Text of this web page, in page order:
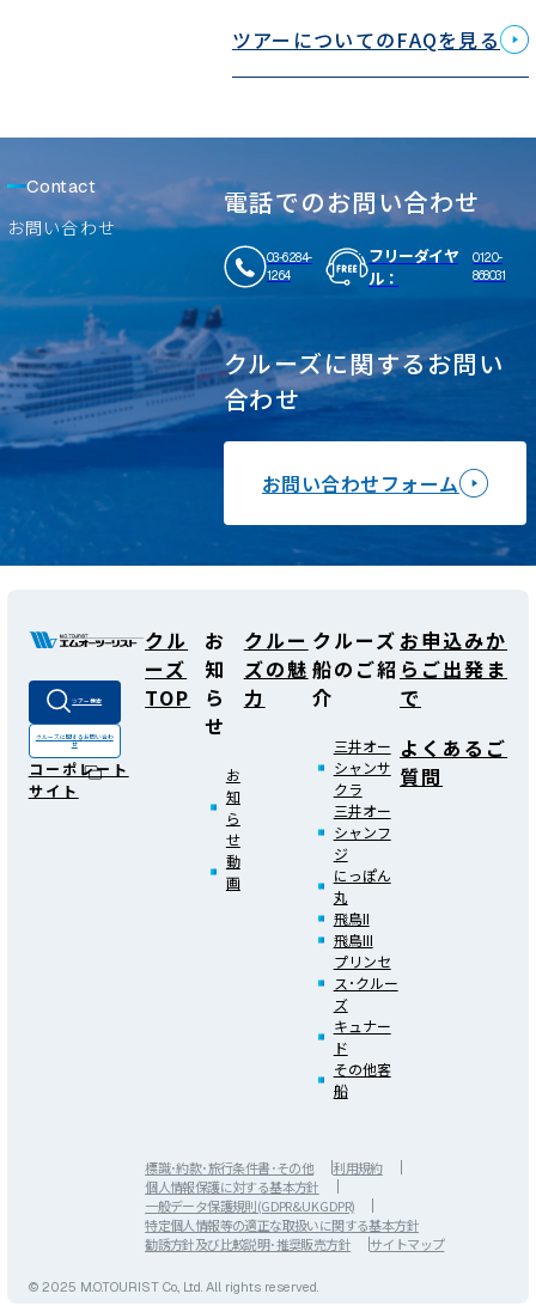
ツアーについてのFAQを見る
Contact
お問い合わせ
電話でのお問い合わせ
03-6284-
1264
フリーダイヤ
ル：
0120-
868031
クルーズに関するお問い
合わせ
お問い合わせフォーム
ツアー検索
クルーズに関するお問い合わ
せ
コーポレート
サイト
クル
ーズ
TOP
お
知
ら
せ
お
知
ら
せ
動
画
クルー
ズの魅
力
クルーズ
船のご紹
介
三井オー
シャンサ
クラ
三井オー
シャンフ
ジ
にっぽん
丸
飛鳥II
飛鳥III
プリンセ
ス･クルー
ズ
キュナー
ド
その他客
船
お申込みか
らご出発ま
で
よくあるご
質問
標識･約款･旅行条件書･その他
利用規約
個人情報保護に対する基本方針
一般データ保護規則(GDPR&UK GDPR)
特定個人情報等の適正な取扱いに関する基本方針
勧誘方針及び比較説明･推奨販売方針
サイトマップ
© 2025 M.O.TOURIST Co., Ltd. All rights reserved.